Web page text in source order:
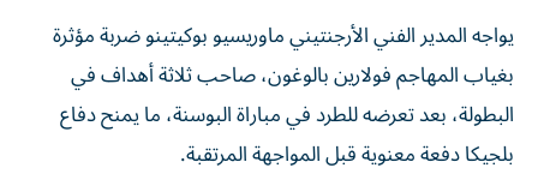
يواجه المدير الفني الأرجنتيني ماوريسيو بوكيتينو ضربة مؤثرة
بغياب المهاجم فولارين بالوغون، صاحب ثلاثة أهداف في
البطولة، بعد تعرضه للطرد في مباراة البوسنة، ما يمنح دفاع
بلجيكا دفعة معنوية قبل المواجهة المرتقبة.